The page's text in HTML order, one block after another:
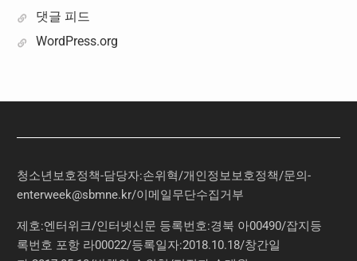
댓글 피드
WordPress.org
청소년보호정책-담당자:손위혁/개인정보보호정책/문의-
enterweek@sbmne.kr/이메일무단수집거부
제호:엔터위크/인터넷신문 등록번호:경북 아00490/잡지등
록번호 포항 라00022/등록일자:2018.10.18/창간일